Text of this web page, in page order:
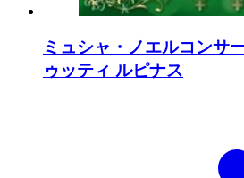
ミュシャ・ノエルコンサ
ゥッティ ルピナス